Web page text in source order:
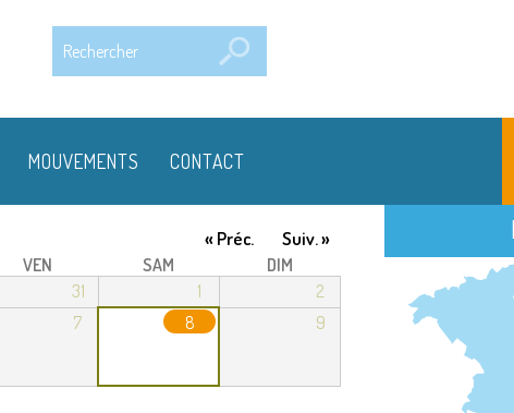
MOUVEMENTS CONTACT
« Préc. Suiv. »
VEN SAM
DIM
31 1
2
7 8 9